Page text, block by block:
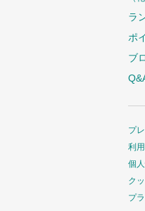
ラ
ポ
ブ
プ
利
個
ク
プ